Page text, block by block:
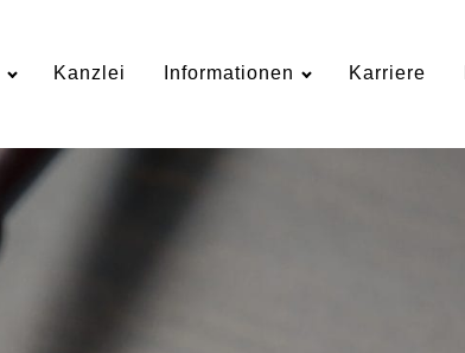
Kanzlei Informationen Karriere